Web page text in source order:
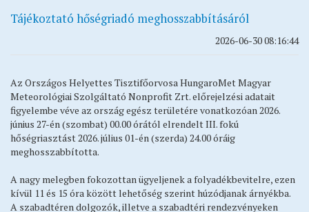
Településrendezési eszközök
Főépítész ügyfélfogadási rendje
Egészségügy
Egyházak
Idősek otthona
Vendéglátás
Tájékoztató hőségriadó meghosszabbításáról
2026-06-30 08:16:44
Az Országos Helyettes Tisztifőorvosa HungaroMet Magyar
Meteorológiai Szolgáltató Nonprofit Zrt. előrejelzési adatait
figyelembe véve az ország egész területére vonatkozóan 2026.
június 27-én (szombat) 00.00 órától elrendelt III. fokú
hőségriasztást 2026. július 01-én (szerda) 24.00 óráig
meghosszabbította.
A nagy melegben fokozottan ügyeljenek a folyadékbevitelre, ezen
kívül 11 és 15 óra között lehetőség szerint húzódjanak árnyékba.
A szabadtéren dolgozók, illetve a szabadtéri rendezvényeken